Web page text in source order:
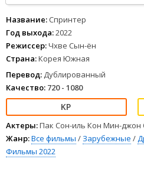
Название: Спринтер
Год выхода:2022
Режиссер:Чхве Сын-ён
Страна:Корея Южная
Перевод: Дублированный
Качество: 720 - 1080
Актеры:Пак Сон-иль Кон Мин-
Жанр:Все фильмы / Зарубежные /
Фильмы 2022